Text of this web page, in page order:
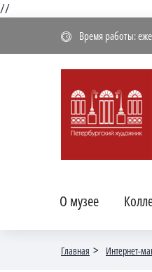
//
Время работы:
О музее
Главная Интернет-